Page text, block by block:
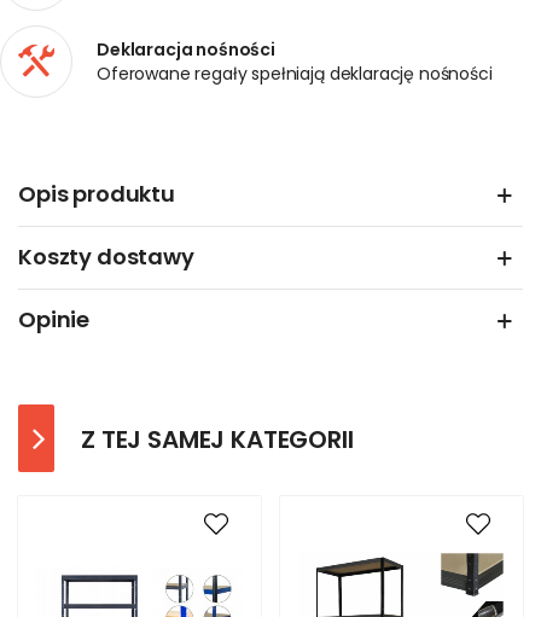
Deklaracja nośności
Oferowane regały spełniają deklarację nośności
Opis produktu
Koszty dostawy
Opinie
Z TEJ SAMEJ KATEGORII